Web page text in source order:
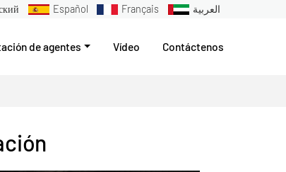
Español Français العربية
de agentes Vídeo Contáctenos